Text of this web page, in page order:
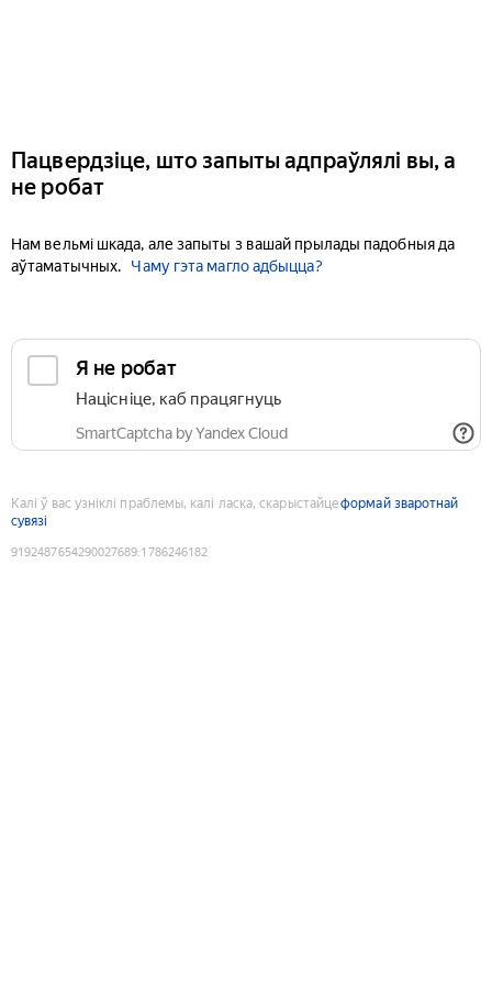
Пацвердзіце, што запыты адпраўлялі вы, а
не робат
Нам вельмі шкада, але запыты з вашай прылады падобныя да
аўтаматычных.
Чаму гэта магло адбыцца?
Я не робат
Націсніце, каб працягнуць
SmartCaptcha by Yandex Cloud
Калі ў вас узніклі праблемы, калі ласка, скарыстайцеформай зваротнай
сувязі
9192487654290027689:1786246182